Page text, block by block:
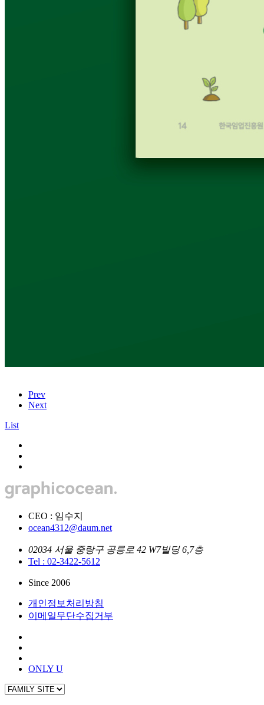
Prev
Next
List
CEO : 임수지
ocean4312@daum.net
02034 서울 중랑구 공릉로 42 W7빌딩 6,7층
Tel : 02-3422-5612
Since 2006
개인정보처리방침
이메일무단수집거부
ONLY U